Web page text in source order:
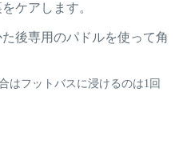
ケアします。
後専用のパドルを使って角
はフットバスに浸けるのは1回